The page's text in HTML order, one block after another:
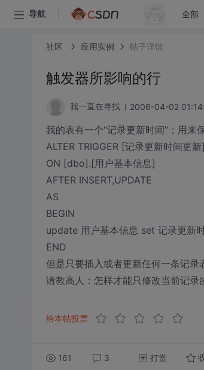
导航 全部
社区 应用实例 帖子详情
触发器所影响的行
我一直在寻找 2006-04-02
我的表有一个“记录更新时间”；用来
ALTER TRIGGER [记录更新时间更新]
ON [dbo].[用户基本信息]
AFTER INSERT,UPDATE
AS
BEGIN
update 用户基本信息 set 记录更新
END
但是只要插入或者更新任何一条记录
请教高人：怎样才能只修改当前记录
给本帖投票
161 3 打赏